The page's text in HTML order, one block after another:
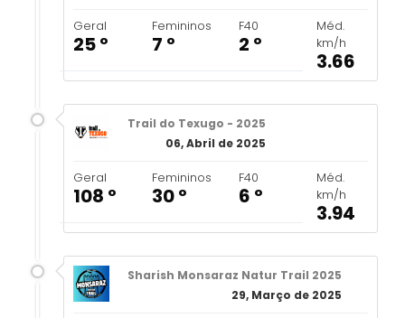
Geral
25 º
Femininos
7 º
F40
2 º
Méd.
km/h
3.66
Trail do Texugo - 2025
06, Abril de 2025
Geral
108 º
Femininos
30 º
F40
6 º
Méd.
km/h
3.94
Sharish Monsaraz Natur Trail 2025
29, Março de 2025